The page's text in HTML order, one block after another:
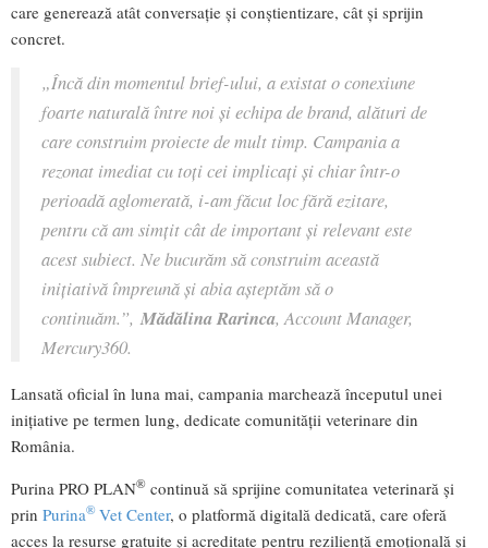
care generează atât conversație și conștientizare, cât și sprijin
concret.
„Încă din momentul brief-ului, a existat o conexiune
foarte naturală între noi și echipa de brand, alături de
care construim proiecte de mult timp. Campania a
rezonat imediat cu toți cei implicați și chiar într-o
perioadă aglomerată, i-am făcut loc fără ezitare,
pentru că am simțit cât de important și relevant este
acest subiect. Ne bucurăm să construim această
inițiativă împreună și abia așteptăm să o
continuăm.”, Mădălina Rarinca, Account Manager,
Mercury360.
Lansată oficial în luna mai, campania marchează începutul unei
inițiative pe termen lung, dedicate comunității veterinare din
România.
Purina PRO PLAN® continuă să sprijine comunitatea veterinară și
prin Purina® Vet Center, o platformă digitală dedicată, care oferă
acces la resurse gratuite și acreditate pentru reziliență emoțională și